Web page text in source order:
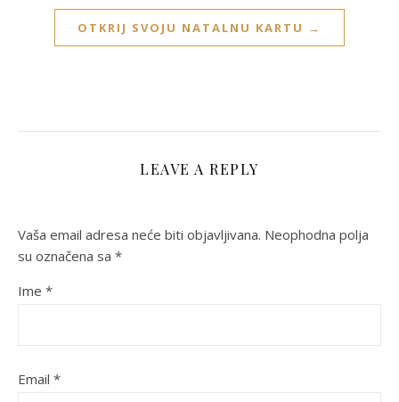
OTKRIJ SVOJU NATALNU KARTU →
LEAVE A REPLY
Vaša email adresa neće biti objavljivana. Neophodna polja
su označena sa *
Ime *
Email *